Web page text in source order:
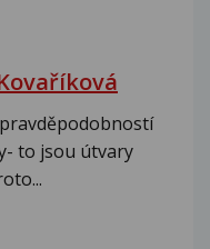
to jsou útvary